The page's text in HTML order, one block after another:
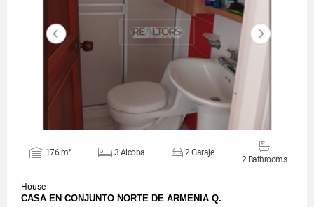
VIEW DETAILS
176 m² 3 Alcoba 2 Garaje
2 Bathrooms
House
CASA EN CONJUNTO NORTE DE ARMENIA Q.